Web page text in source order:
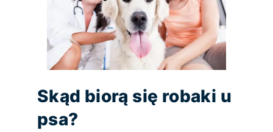
Skąd biorą się robaki u
psa?